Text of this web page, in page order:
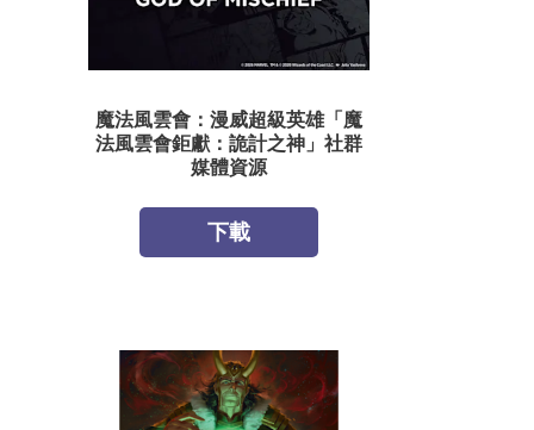
魔法風雲會：漫威超級英雄「魔
法風雲會鉅獻：詭計之神」社群
媒體資源
下載